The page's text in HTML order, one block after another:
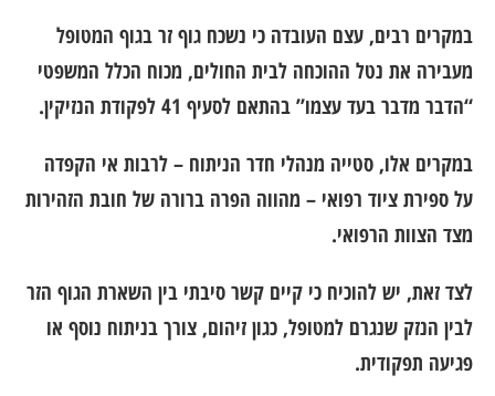
במקרים רבים, עצם העובדה כי נשכח גוף זר בגוף המטופל
מעבירה את נטל ההוכחה לבית החולים, מכוח הכלל המשפטי
“הדבר מדבר בעד עצמו” בהתאם לסעיף 41 לפקודת הנזיקין.
במקרים אלו, סטייה מנהלי חדר הניתוח – לרבות אי הקפדה
על ספירת ציוד רפואי – מהווה הפרה ברורה של חובת הזהירות
מצד הצוות הרפואי.
לצד זאת, יש להוכיח כי קיים קשר סיבתי בין השארת הגוף הזר
לבין הנזק שנגרם למטופל, כגון זיהום, צורך בניתוח נוסף או
פגיעה תפקודית.